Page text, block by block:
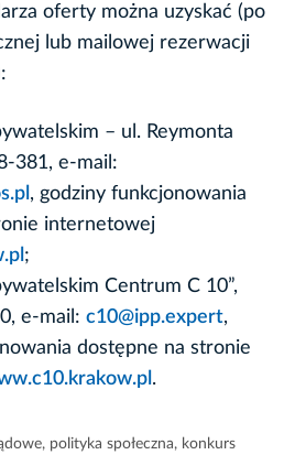
oferty można uzyskać (po
lub mailowej rezerwacji
– ul. Reymonta
381, e-mail:
, godziny funkcjonowania
internetowej
;
Centrum C 10”,
e-mail: c10@ipp.expert,
dostępne na stronie
.
, polityka społeczna, konkurs